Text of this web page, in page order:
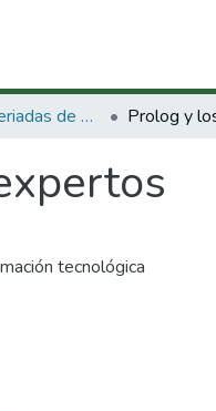
Publicaciones seriadas de Minciencias
tecnológica